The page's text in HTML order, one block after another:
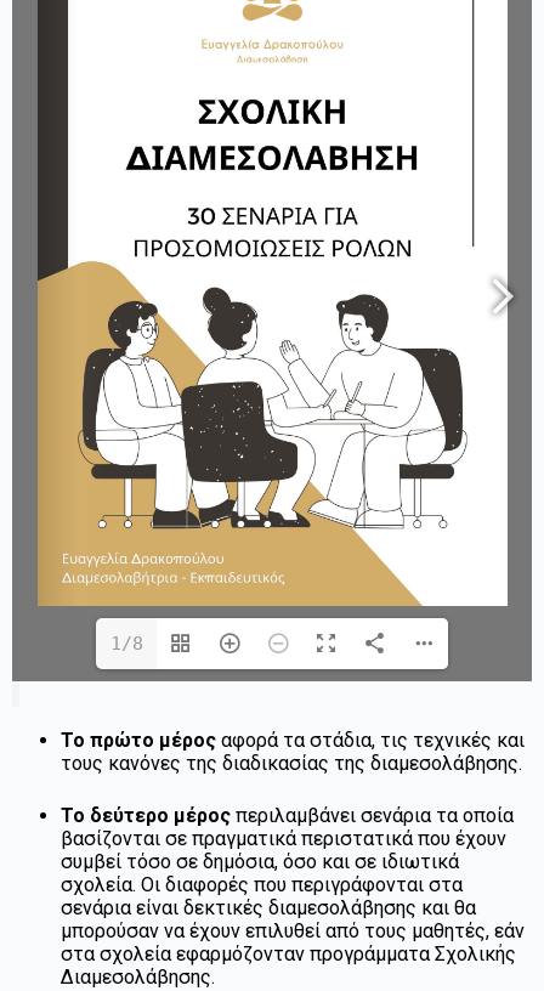
1/8
Το πρώτο μέρος αφορά τα στάδια, τις τεχνικές και
τους κανόνες της διαδικασίας της διαμεσολάβησης.
Το δεύτερο μέρος περιλαμβάνει σενάρια τα οποία
βασίζονται σε πραγματικά περιστατικά που έχουν
συμβεί τόσο σε δημόσια, όσο και σε ιδιωτικά
σχολεία. Οι διαφορές που περιγράφονται στα
σενάρια είναι δεκτικές διαμεσολάβησης και θα
μπορούσαν να έχουν επιλυθεί από τους μαθητές, εάν
στα σχολεία εφαρμόζονταν προγράμματα Σχολικής
Διαμεσολάβησης.